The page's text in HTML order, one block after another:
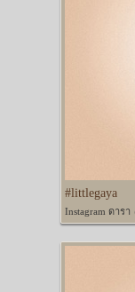
#littlegaya
Instagram ดารา